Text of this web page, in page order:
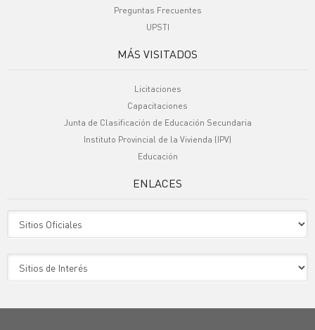
Preguntas Frecuentes
UPSTI
MÁS VISITADOS
Licitaciones
Capacitaciones
Junta de Clasificación de Educación Secundaria
Instituto Provincial de la Vivienda (IPV)
Educación
ENLACES